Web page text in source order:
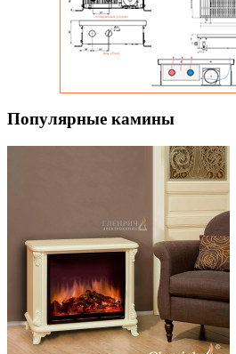
Популярные камины